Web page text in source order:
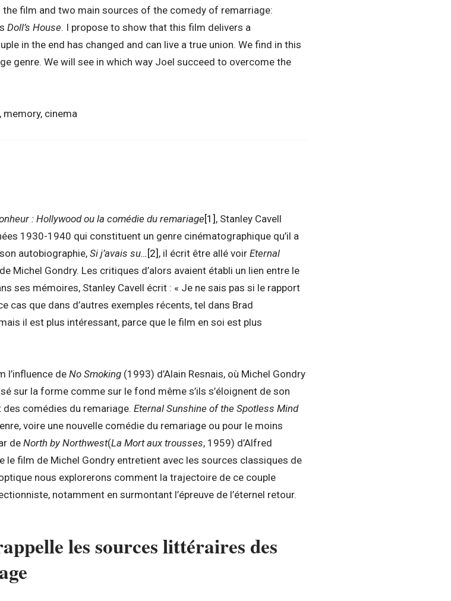
film and two main sources of the comedy of remarriage:
Doll’s House. I propose to show that this film delivers a
in the end has changed and can live a true union. We find in this
genre. We will see in which way Joel succeed to overcome the
memory, cinema
: Hollywood ou la comédie du remariage[1] , Stanley Cavell
1930-1940 qui constituent un genre cinématographique qu’il a
autobiographie, Si j’avais su… [2] , il écrit être allé voir Eternal
Michel Gondry. Les critiques d’alors avaient établi un lien entre le
ses mémoires, Stanley Cavell écrit : « Je ne sais pas si le rapport
cas que dans d’autres exemples récents, tel dans Brad
il est plus intéressant, parce que le film en soi est plus
l’influence de No Smoking (1993) d’Alain Resnais, où Michel Gondry
sur la forme comme sur le fond même s’ils s’éloignent de son
des comédies du remariage. Eternal Sunshine of the Spotless Mind
voire une nouvelle comédie du remariage ou pour le moins
de North by Northwest(La Mort aux trousses, 1959) d’Alfred
le film de Michel Gondry entretient avec les sources classiques de
nous explorerons comment la trajectoire de ce couple
notamment en surmontant l’épreuve de l’éternel retour.
les sources littéraires des